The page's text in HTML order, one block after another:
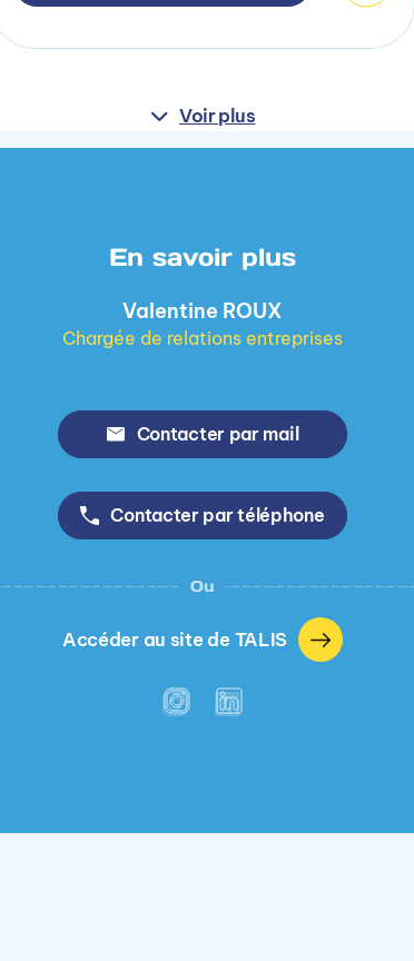
Voir plus
En savoir plus
Valentine ROUX
Chargée de relations entreprises
Contacter par mail
Contacter par téléphone
Ou
Accéder au site de TALIS